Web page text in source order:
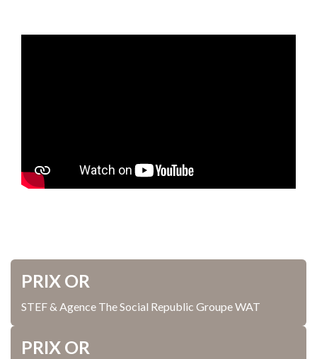
PRIX OR
STEF & Agence The Social Republic Groupe WAT
PRIX OR